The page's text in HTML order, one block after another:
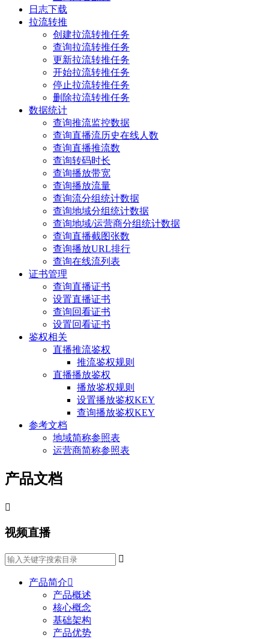
日志下载
拉流转推
创建拉流转推任务
查询拉流转推任务
更新拉流转推任务
开始拉流转推任务
停止拉流转推任务
删除拉流转推任务
数据统计
查询推流监控数据
查询直播流历史在线人数
查询直播推流数
查询转码时长
查询播放带宽
查询播放流量
查询流分组统计数据
查询地域分组统计数据
查询地域/运营商分组统计数据
查询直播截图张数
查询播放URL排行
查询在线流列表
证书管理
查询直播证书
设置直播证书
查询回看证书
设置回看证书
鉴权相关
直播推流鉴权
推流鉴权规则
直播播放鉴权
播放鉴权规则
设置播放鉴权KEY
查询播放鉴权KEY
参考文档
地域简称参照表
运营商简称参照表
产品文档

视频直播

产品简介
产品概述
核心概念
基础架构
产品优势